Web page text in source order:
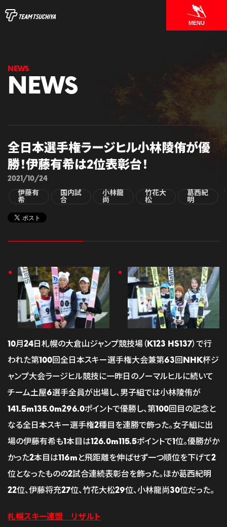
MENU
NEWS
全日本選手権ラージヒル小林陵侑が優
勝！伊藤有希は2位表彰台！
2021/10/24
伊藤有
希
国内試
合
小林龍
尚
竹花大
松
葛西紀
明
10月24日札幌の大倉山ジャンプ競技場（K123 HS137）で行
われた第100回全日本スキー選手権大会兼第63回NHK杯ジ
ャンプ大会ラージヒル競技に一昨日のノーマルヒルに続いて
チーム土屋6選手全員が出場し、男子組では小林陵侑が
141.5m135.0m296.0ポイントで優勝し、第100回目の記念と
なる全日本スキー選手権2種目を連勝で飾った。女子組に出
場の伊藤有希も1本目は126.0m115.5ポイントで1位。優勝がか
かった2本目は116mと飛距離を伸ばせず一つ順位を下げて2
位となったものの2試合連続表彰台を飾った。ほか葛西紀明
22位、伊藤将充27位、竹花大松29位、小林龍尚30位だった。
札幌スキー連盟 リザルト